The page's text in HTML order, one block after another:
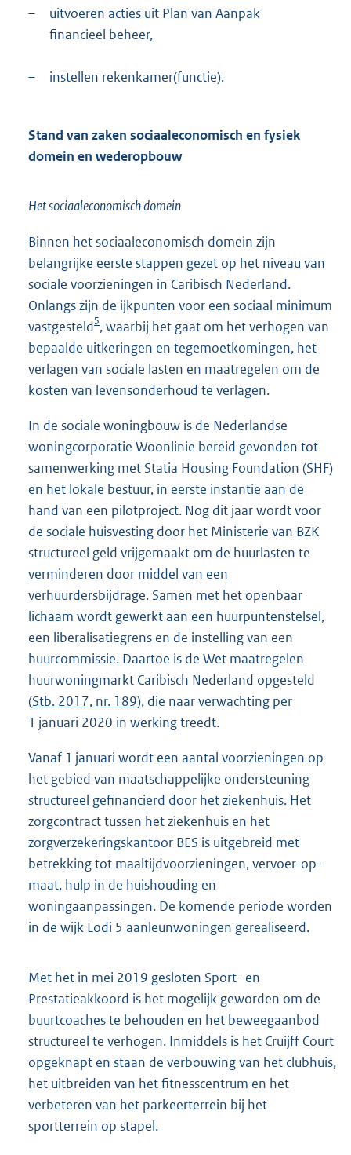
–
uitvoeren acties uit Plan van Aanpak
financieel beheer,
– instellen rekenkamer(functie).
Stand van zaken sociaaleconomisch en fysiek
domein en wederopbouw
Het sociaaleconomisch domein
Binnen het sociaaleconomisch domein zijn
belangrijke eerste stappen gezet op het niveau van
sociale voorzieningen in Caribisch Nederland.
Onlangs zijn de ijkpunten voor een sociaal minimum
vastgesteld5, waarbij het gaat om het verhogen van
bepaalde uitkeringen en tegemoetkomingen, het
verlagen van sociale lasten en maatregelen om de
kosten van levensonderhoud te verlagen.
In de sociale woningbouw is de Nederlandse
woningcorporatie Woonlinie bereid gevonden tot
samenwerking met Statia Housing Foundation (SHF)
en het lokale bestuur, in eerste instantie aan de
hand van een pilotproject. Nog dit jaar wordt voor
de sociale huisvesting door het Ministerie van BZK
structureel geld vrijgemaakt om de huurlasten te
verminderen door middel van een
verhuurdersbijdrage. Samen met het openbaar
lichaam wordt gewerkt aan een huurpuntenstelsel,
een liberalisatiegrens en de instelling van een
huurcommissie. Daartoe is de Wet maatregelen
huurwoningmarkt Caribisch Nederland opgesteld
(Stb. 2017, nr. 189), die naar verwachting per
1 januari 2020 in werking treedt.
Vanaf 1 januari wordt een aantal voorzieningen op
het gebied van maatschappelijke ondersteuning
structureel gefinancierd door het ziekenhuis. Het
zorgcontract tussen het ziekenhuis en het
zorgverzekeringskantoor BES is uitgebreid met
betrekking tot maaltijdvoorzieningen, vervoer-op-
maat, hulp in de huishouding en
woningaanpassingen. De komende periode worden
in de wijk Lodi 5 aanleunwoningen gerealiseerd.
Met het in mei 2019 gesloten Sport- en
Prestatieakkoord is het mogelijk geworden om de
buurtcoaches te behouden en het beweegaanbod
structureel te verhogen. Inmiddels is het Cruijff Court
opgeknapt en staan de verbouwing van het clubhuis,
het uitbreiden van het fitnesscentrum en het
verbeteren van het parkeerterrein bij het
sportterrein op stapel.